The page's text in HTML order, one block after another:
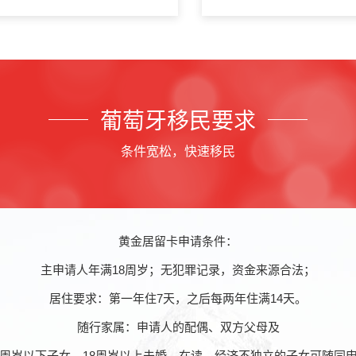
葡萄牙移民要求
条件宽松，快速移民
黄金居留卡申请条件：
主申请人年满18周岁；无犯罪记录，资金来源合法；
居住要求：第一年住7天，之后每两年住满14天。
随行家属：申请人的配偶、双方父母及